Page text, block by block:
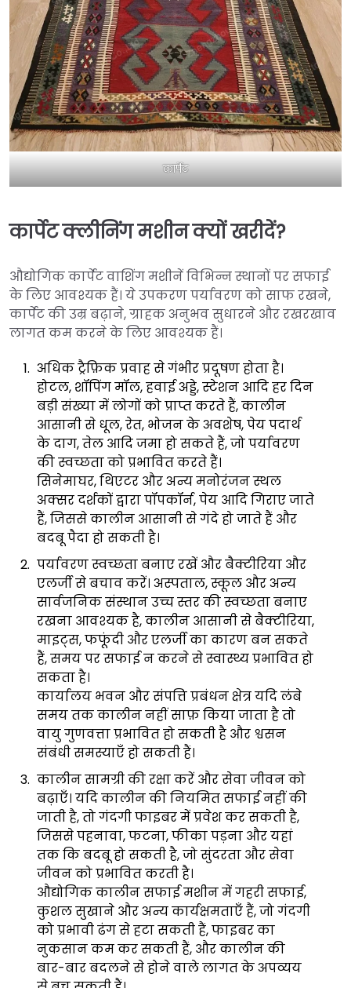
कार्पेट
कार्पेट क्लीनिंग मशीन क्यों खरीदें?
औद्योगिक कार्पेट वाशिंग मशीनें विभिन्न स्थानों पर सफाई
के लिए आवश्यक हैं। ये उपकरण पर्यावरण को साफ रखने,
कार्पेट की उम्र बढ़ाने, ग्राहक अनुभव सुधारने और रखरखाव
लागत कम करने के लिए आवश्यक हैं।
अधिक ट्रैफ़िक प्रवाह से गंभीर प्रदूषण होता है।
होटल, शॉपिंग मॉल, हवाई अड्डे, स्टेशन आदि हर दिन
बड़ी संख्या में लोगों को प्राप्त करते हैं, कालीन
आसानी से धूल, रेत, भोजन के अवशेष, पेय पदार्थ
के दाग, तेल आदि जमा हो सकते हैं, जो पर्यावरण
की स्वच्छता को प्रभावित करते हैं।
सिनेमाघर, थिएटर और अन्य मनोरंजन स्थल
अक्सर दर्शकों द्वारा पॉपकॉर्न, पेय आदि गिराए जाते
हैं, जिससे कालीन आसानी से गंदे हो जाते हैं और
बदबू पैदा हो सकती है।
पर्यावरण स्वच्छता बनाए रखें और बैक्टीरिया और
एलर्जी से बचाव करें। अस्पताल, स्कूल और अन्य
सार्वजनिक संस्थान उच्च स्तर की स्वच्छता बनाए
रखना आवश्यक है, कालीन आसानी से बैक्टीरिया,
माइट्स, फफूंदी और एलर्जी का कारण बन सकते
हैं, समय पर सफाई न करने से स्वास्थ्य प्रभावित हो
सकता है।
कार्यालय भवन और संपत्ति प्रबंधन क्षेत्र यदि लंबे
समय तक कालीन नहीं साफ़ किया जाता है तो
वायु गुणवत्ता प्रभावित हो सकती है और श्वसन
संबंधी समस्याएँ हो सकती हैं।
कालीन सामग्री की रक्षा करें और सेवा जीवन को
बढ़ाएँ। यदि कालीन की नियमित सफाई नहीं की
जाती है, तो गंदगी फाइबर में प्रवेश कर सकती है,
जिससे पहनावा, फटना, फीका पड़ना और यहां
तक कि बदबू हो सकती है, जो सुंदरता और सेवा
जीवन को प्रभावित करती है।
औद्योगिक कालीन सफाई मशीन में गहरी सफाई,
कुशल सुखाने और अन्य कार्यक्षमताएँ हैं, जो गंदगी
को प्रभावी ढंग से हटा सकती हैं, फाइबर का
नुकसान कम कर सकती हैं, और कालीन की
बार-बार बदलने से होने वाले लागत के अपव्यय